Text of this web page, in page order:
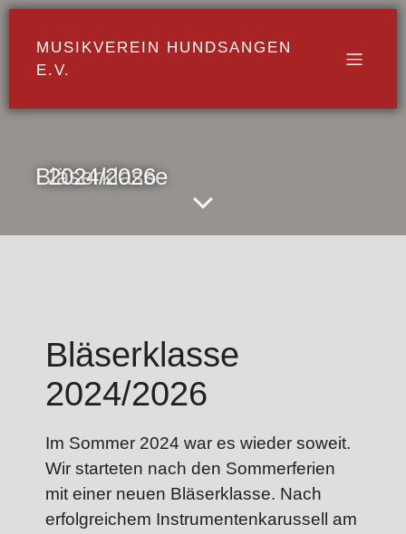
MUSIKVEREIN HUNDSANGEN
E.V.
Bläserklasse 2024/2026
Bläserklasse
2024/2026
Im Sommer 2024 war es wieder soweit.
Wir starteten nach den Sommerferien
mit einer neuen Bläserklasse. Nach
erfolgreichem Instrumentenkarussell am